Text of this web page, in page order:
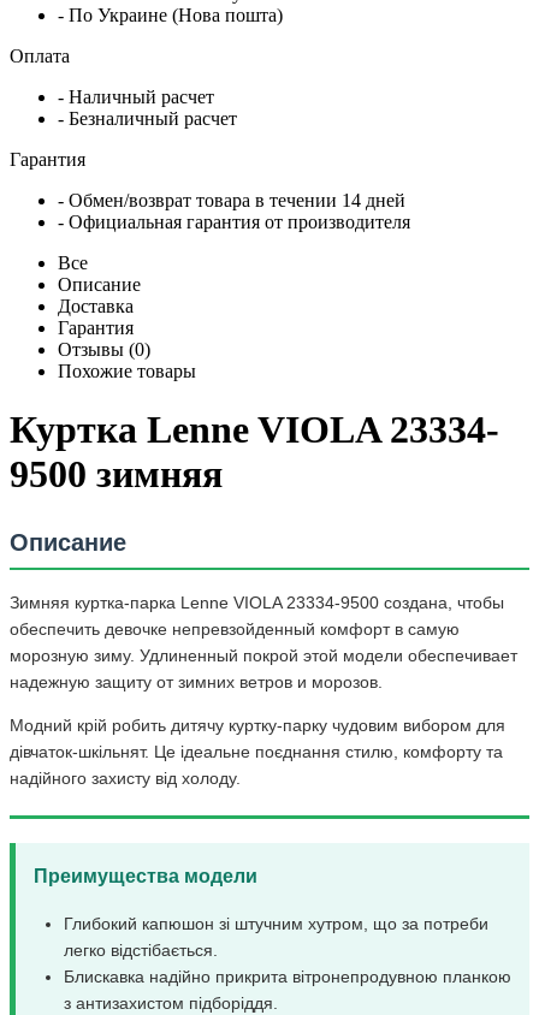
- По Украине (Нова пошта)
Оплата
- Наличный расчет
- Безналичный расчет
Гарантия
- Обмен/возврат товара в течении 14 дней
- Официальная гарантия от производителя
Все
Описание
Доставка
Гарантия
Отзывы (0)
Похожие товары
Куртка Lenne VIOLA 23334-
9500 зимняя
Описание
Зимняя куртка-парка Lenne VIOLA 23334-9500 создана, чтобы
обеспечить девочке непревзойденный комфорт в самую
морозную зиму. Удлиненный покрой этой модели обеспечивает
надежную защиту от зимних ветров и морозов.
Модний крій робить дитячу куртку-парку чудовим вибором для
дівчаток-шкільнят. Це ідеальне поєднання стилю, комфорту та
надійного захисту від холоду.
Преимущества модели
Глибокий капюшон зі штучним хутром, що за потреби
легко відстібається.
Блискавка надійно прикрита вітронепродувною планкою
з антизахистом підборіддя.